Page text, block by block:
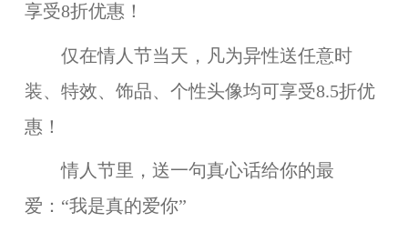
享受8折优惠！
仅在情人节当天，凡为异性送任意时
装、特效、饰品、个性头像均可享受8.5折优
惠！
情人节里，送一句真心话给你的最
爱：“我是真的爱你”